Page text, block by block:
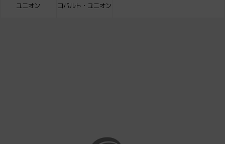
ユニオン コバルト・ユニオン